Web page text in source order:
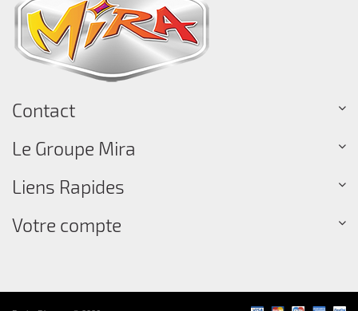
Contact
Le Groupe Mira
Liens Rapides
Votre compte